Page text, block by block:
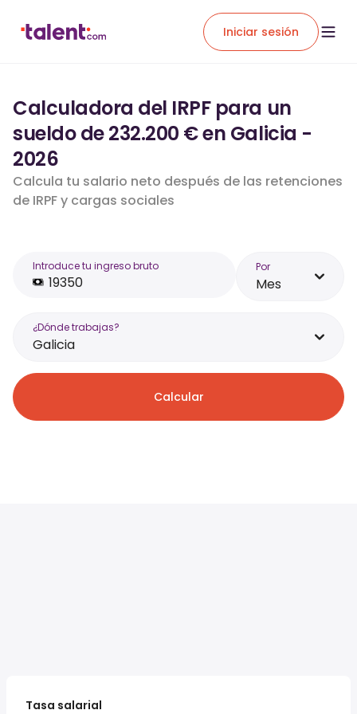
Iniciar sesión
Calculadora del IRPF para un
sueldo de 232.200 € en Galicia -
2026
Calcula tu salario neto después de las retenciones
de IRPF y cargas sociales
Introduce tu ingreso bruto Por
Mes
¿Dónde trabajas?
Galicia
Calcular
Tasa salarial